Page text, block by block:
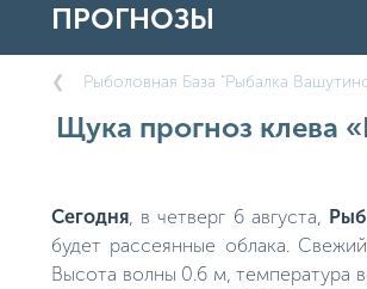
ПРОГНОЗЫ
Рыболовная База "Рыбалка
Щука прогноз клева
Сегодня , в четверг 6 августа,
будет рассеянные облака.
Высота волны 0.6 м, температура